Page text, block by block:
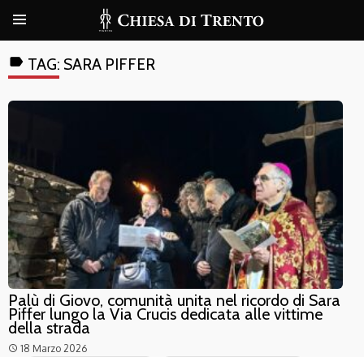
label TAG: SARA PIFFER
Palù di Giovo, comunità unita nel ricordo di Sara
Piffer lungo la Via Crucis dedicata alle vittime
della strada
access_time 18 Marzo 2026